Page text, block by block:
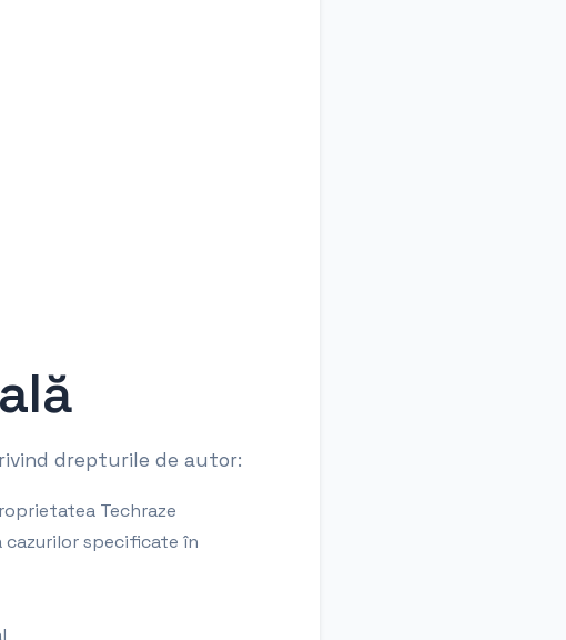
drepturile de autor:
Techraze
cazurilor specificate în